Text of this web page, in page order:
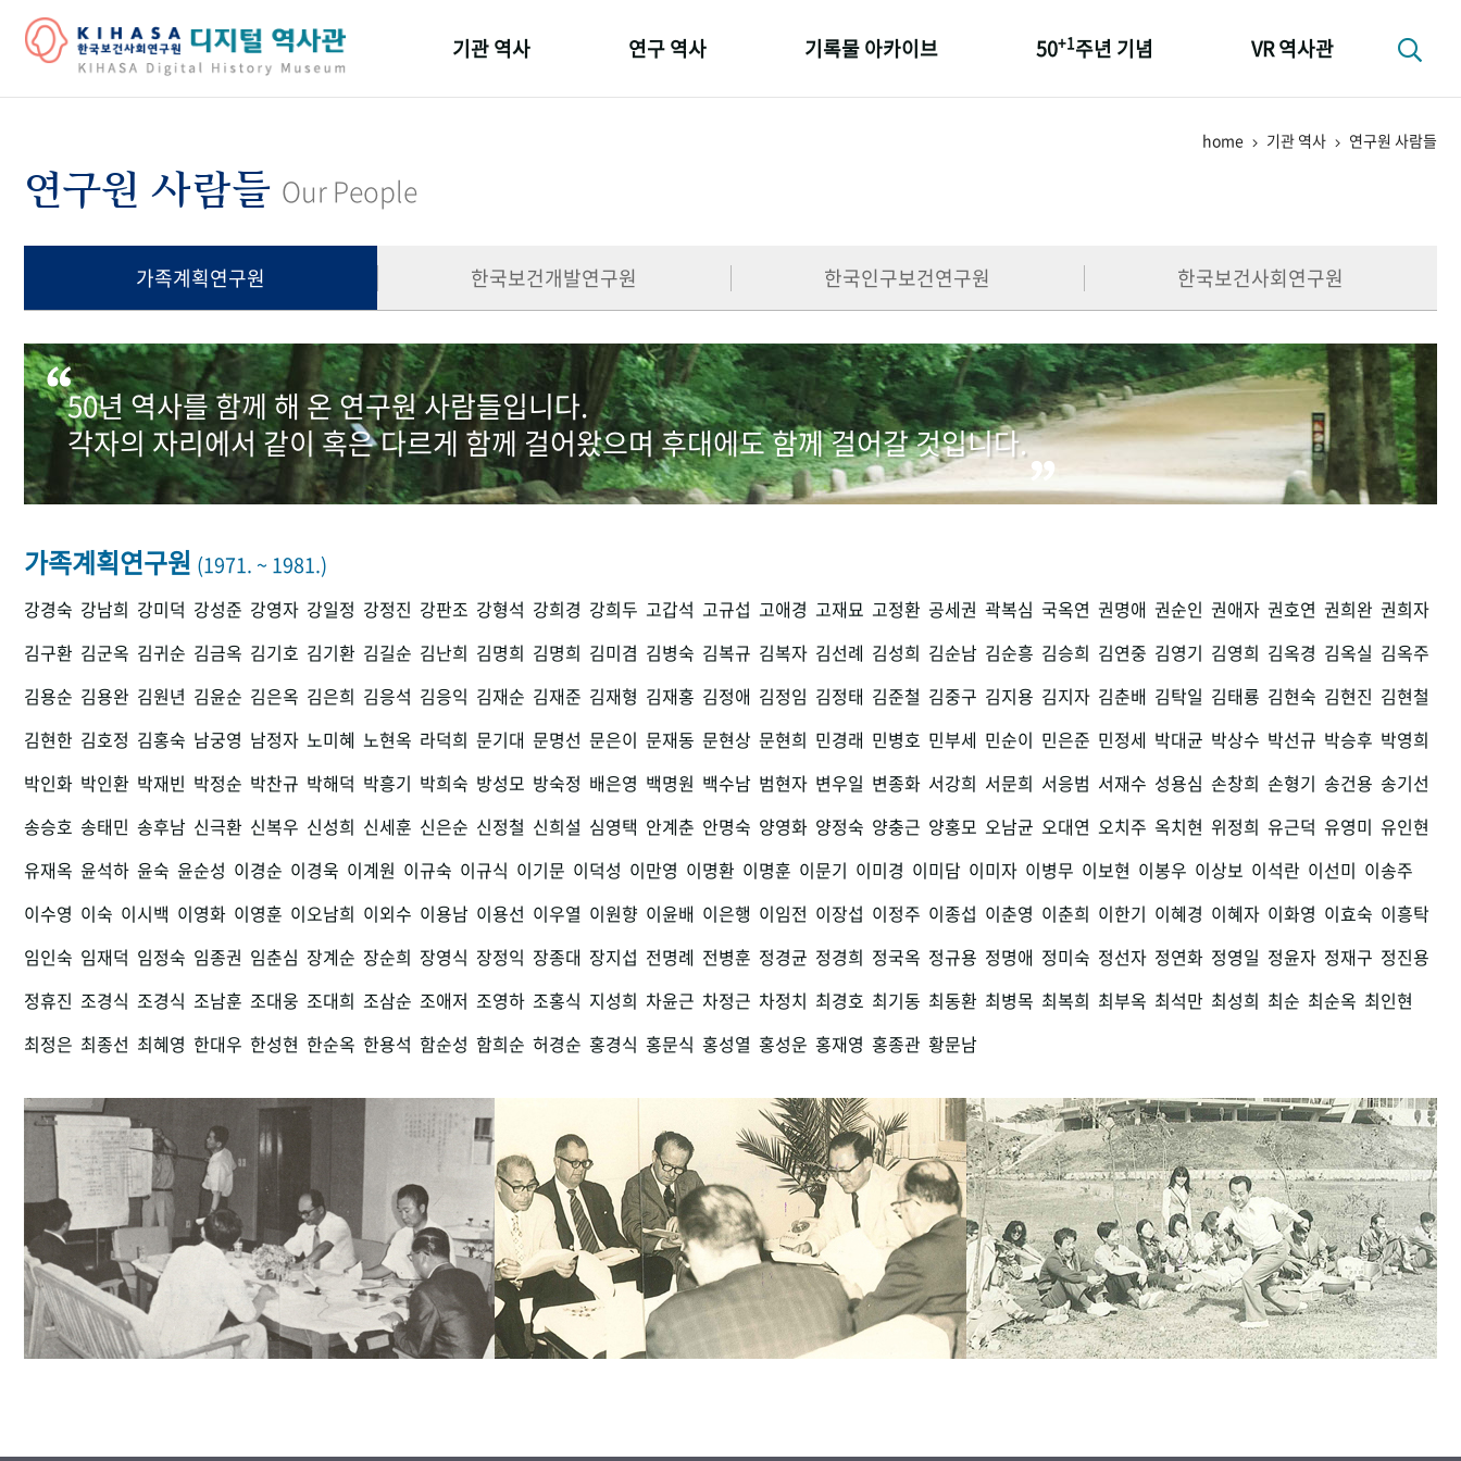
기관 역사 연구 역사 기록물 아카이브 50+1주년 기념
세계와 함께 한 KIHASA
VR 역사관
home 기관 역사 연구원 사람들
연구원 사람들 Our People
가족계획연구원 한국보건개발연구원 한국인구보건연구원 한국보건사회연구원
50년 역사를 함께 해 온 연구원 사람들입니다.
각자의 자리에서 같이 혹은 다르게 함께 걸어왔으며 후대에도 함께 걸어갈 것입니다.
가족계획연구원 (1971. ~ 1981.)
강경숙 강남희 강미덕 강성준 강영자 강일정 강정진 강판조 강형석 강희경 강희두 고갑석 고규섭 고애경 고재묘 고정환 공세권 곽복심 국옥연 권명애 권순인 권애자 권호연 권희완 권희자
김구환 김군옥 김귀순 김금옥 김기호 김기환 김길순 김난희 김명희 김명희 김미겸 김병숙 김복규 김복자 김선례 김성희 김순남 김순흥 김승희 김연중 김영기 김영희 김옥경 김옥실 김옥주
김용순 김용완 김원년 김윤순 김은옥 김은희 김응석 김응익 김재순 김재준 김재형 김재홍 김정애 김정임 김정태 김준철 김중구 김지용 김지자 김춘배 김탁일 김태룡 김현숙 김현진 김현철
김현한 김호정 김홍숙 남궁영 남정자 노미혜 노현옥 라덕희 문기대 문명선 문은이 문재동 문현상 문현희 민경래 민병호 민부세 민순이 민은준 민정세 박대균 박상수 박선규 박승후 박영희
박인화 박인환 박재빈 박정순 박찬규 박해덕 박흥기 박희숙 방성모 방숙정 배은영 백명원 백수남 범현자 변우일 변종화 서강희 서문희 서응범 서재수 성용심 손창희 손형기 송건용 송기선
송승호 송태민 송후남 신극환 신복우 신성희 신세훈 신은순 신정철 신희설 심영택 안계춘 안명숙 양영화 양정숙 양충근 양홍모 오남균 오대연 오치주 옥치현 위정희 유근덕 유영미 유인현
유재옥 윤석하 윤숙 윤순성 이경순 이경욱 이계원 이규숙 이규식 이기문 이덕성 이만영 이명환 이명훈 이문기 이미경 이미담 이미자 이병무 이보현 이봉우 이상보 이석란 이선미 이송주
이수영 이숙 이시백 이영화 이영훈 이오남희 이외수 이용남 이용선 이우열 이원향 이윤배 이은행 이임전 이장섭 이정주 이종섭 이춘영 이춘희 이한기 이혜경 이혜자 이화영 이효숙 이흥탁
임인숙 임재덕 임정숙 임종권 임춘심 장계순 장순희 장영식 장정익 장종대 장지섭 전명례 전병훈 정경균 정경희 정국옥 정규용 정명애 정미숙 정선자 정연화 정영일 정윤자 정재구 정진용
정휴진 조경식 조경식 조남훈 조대웅 조대희 조삼순 조애저 조영하 조홍식 지성희 차윤근 차정근 차정치 최경호 최기동 최동환 최병목 최복희 최부옥 최석만 최성희 최순 최순옥 최인현
최정은 최종선 최혜영 한대우 한성현 한순옥 한용석 함순성 함희순 허경순 홍경식 홍문식 홍성열 홍성운 홍재영 홍종관 황문남